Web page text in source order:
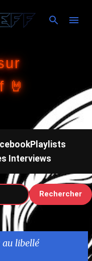
🤘
Playlists
Interviews
Rechercher
au libellé